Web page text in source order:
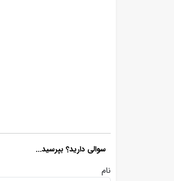
سوالی دارید؟ بپرسید...
نام